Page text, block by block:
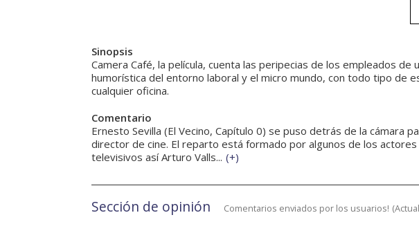
Sinopsis
Camera Café, la película, cuenta las peripecias de los empleados de
humorística del entorno laboral y el micro mundo, con todo tipo de
cualquier oficina.
Comentario
Ernesto Sevilla (El Vecino, Capítulo 0) se puso detrás de la cámara
director de cine. El reparto está formado por algunos de los
televisivos así Arturo Valls... (+)
Sección de opinión Comentarios enviados por los usuarios! (